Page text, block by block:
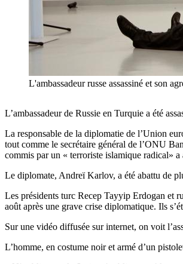
L'ambassadeur russe assassiné et son
L’ambassadeur de Russie en Turquie a été
La responsable de la diplomatie de l’Union
tout comme le secrétaire général de l’ONU
commis par un « terroriste islamique radical»
Le diplomate, Andreï Karlov, a été abattu de
Les présidents turc Recep Tayyip Erdogan et
août après une grave crise diplomatique. Ils
Sur une vidéo diffusée sur internet, on voit
L’homme, en costume noir et armé d’un